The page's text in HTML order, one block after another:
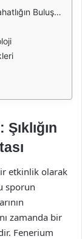
Noktası
etkinlik olarak
sporun
zamanda bir
Fenerium